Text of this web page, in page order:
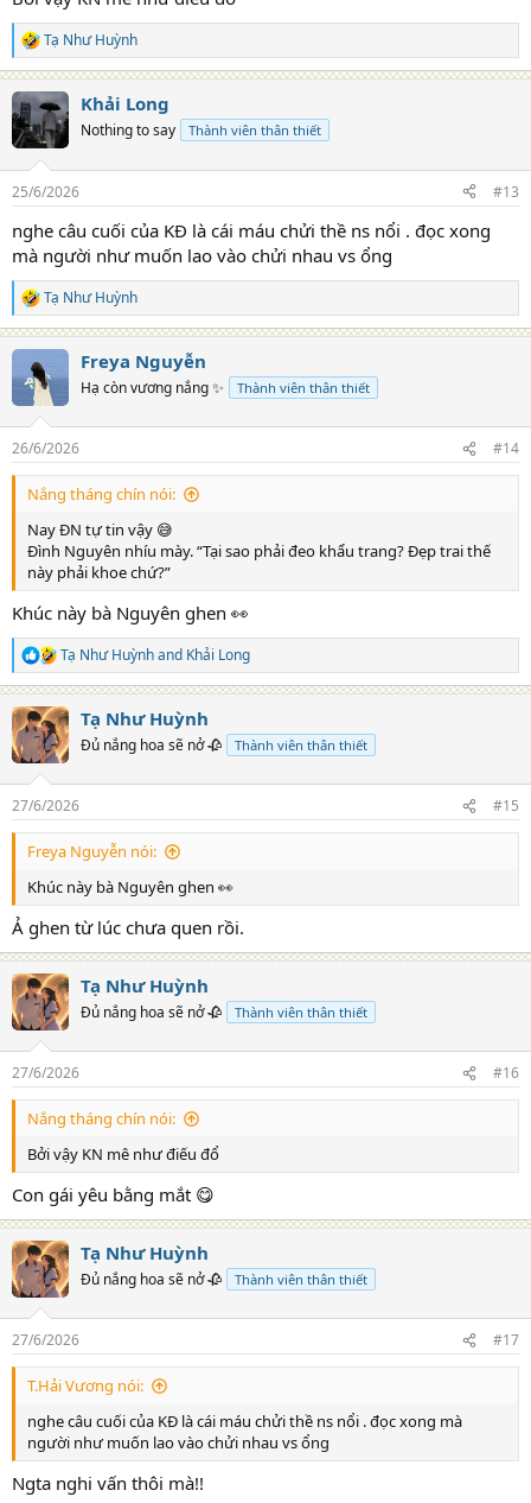
R
e
c
t
i
s
Tạ Như Huỳnh
Khải Long
Nothing to say Thành viên thân thiết
25/6/2026 #13
nghe câu cuối của KĐ là cái máu chửi thề ns nổi . đọc xong
mà người như muốn lao vào chửi nhau vs ổng
R
e
a
t
s
:
Tạ Như Huỳnh
Freya Nguyễn
Hạ còn vương nắng ✨ Thành viên thân thiết
26/6/2026 #14
Nắng tháng chín nói:
Nay ĐN tự tin vậy 😅
Đình Nguyên nhíu mày. “Tại sao phải đeo khẩu trang? Đẹp trai thế
này phải khoe chứ?”
Khúc này bà Nguyên ghen 👀
R
e
a
c
t
i
s
:
Tạ Như Huỳnhand Khải Long
Tạ Như Huỳnh
Đủ nắng hoa sẽ nở 🥀 Thành viên thân thiết
27/6/2026 #15
Freya Nguyễn nói:
Khúc này bà Nguyên ghen 👀
Ả ghen từ lúc chưa quen rồi.
Tạ Như Huỳnh
Đủ nắng hoa sẽ nở 🥀 Thành viên thân thiết
27/6/2026 #16
Nắng tháng chín nói:
Bởi vậy KN mê như điếu đổ
Con gái yêu bằng mắt 😋
Tạ Như Huỳnh
Đủ nắng hoa sẽ nở 🥀 Thành viên thân thiết
27/6/2026 #17
T.Hải Vương nói:
nghe câu cuối của KĐ là cái máu chửi thề ns nổi . đọc xong mà
người như muốn lao vào chửi nhau vs ổng
Ngta nghi vấn thôi mà!!